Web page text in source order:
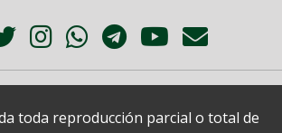
toda reproducción parcial o total de